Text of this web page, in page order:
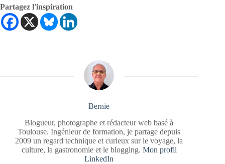
Partagez l'inspiration
Bernie
Blogueur, photographe et rédacteur web basé à
Toulouse. Ingénieur de formation, je partage depuis
2009 un regard technique et curieux sur le voyage, la
culture, la gastronomie et le blogging. Mon profil
LinkedIn